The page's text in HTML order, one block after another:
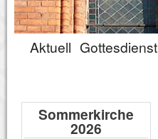
Aktuell Gottesdienst
Sommerkirche
2026